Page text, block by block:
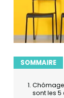
SOMMAIRE
sont les